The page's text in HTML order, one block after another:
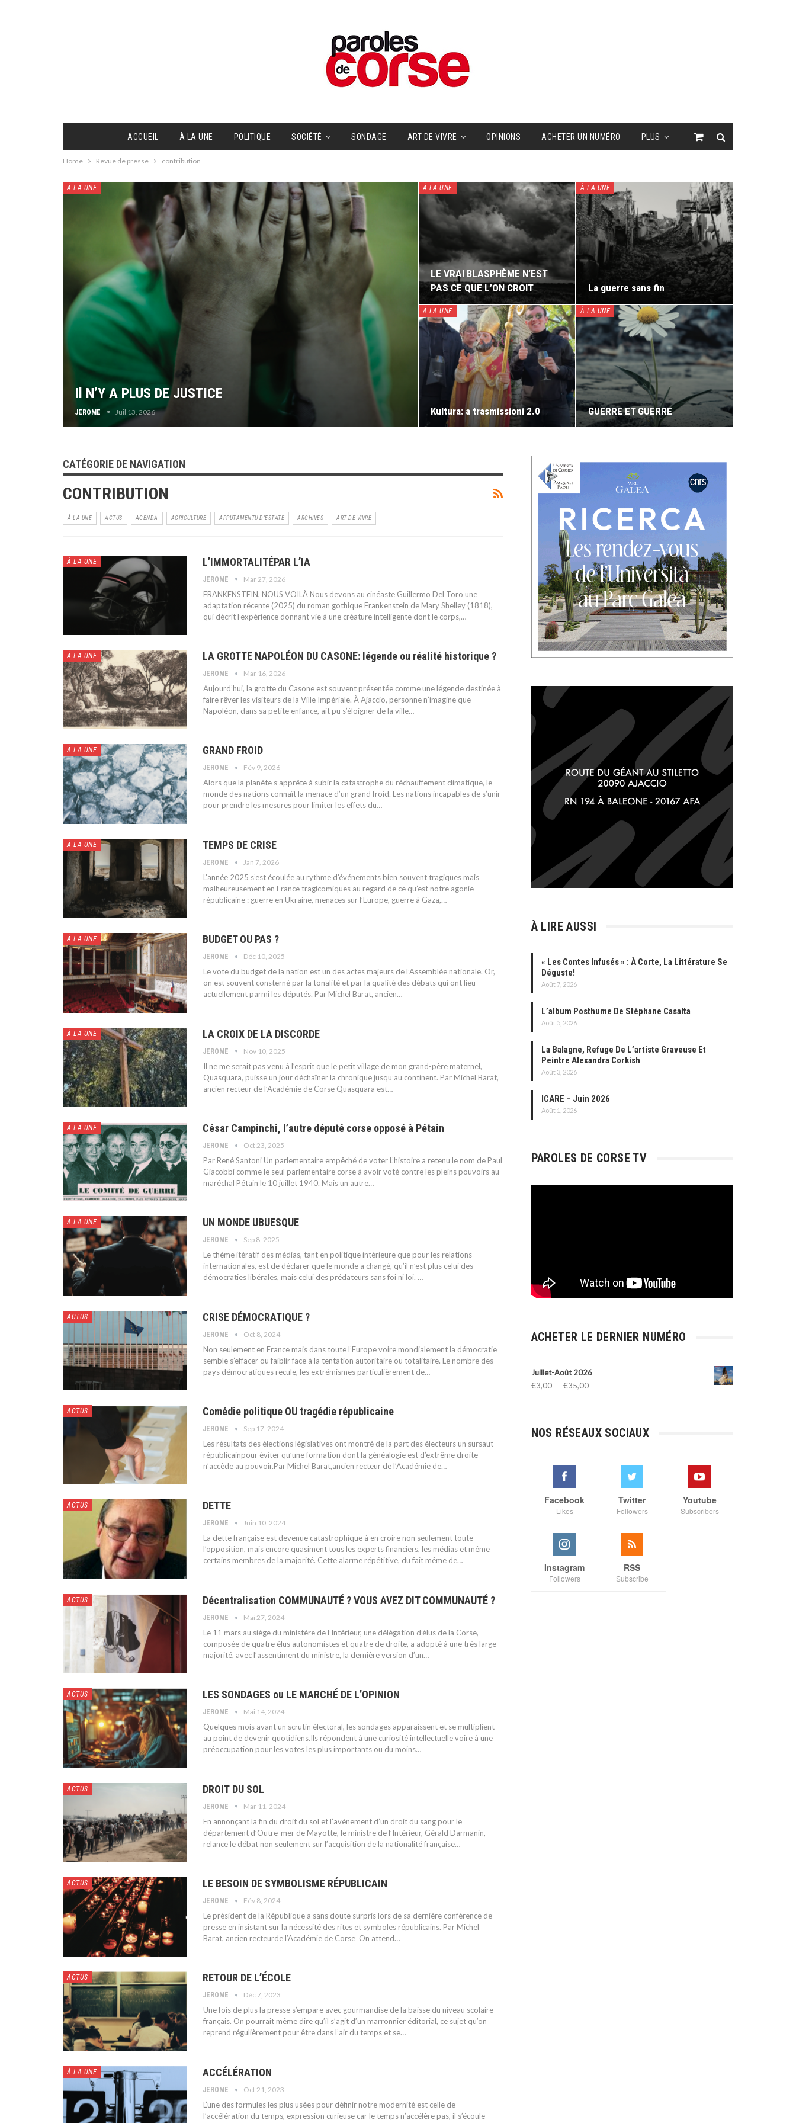
ACCUEIL À LA UNE POLITIQUE SOCIÉTÉ SONDAGE ART DE VIVRE OPINIONS ACHETER UN NUMÉRO PLUS
Home Revue de presse contribution
À LA UNE
Il N’Y A PLUS DE JUSTICE
JEROME Juil 13, 2026
À LA UNE
LE VRAI BLASPHÈME N’EST
PAS CE QUE L’ON CROIT
À LA UNE
La guerre sans fin
À LA UNE
Kultura: a trasmissioni 2.0
À LA UNE
GUERRE ET GUERRE
CATÉGORIE DE NAVIGATION
CONTRIBUTION
À LA UNE ACTUS AGENDA AGRICULTURE APPUTAMENTU D'ESTATE ARCHIVES ART DE VIVRE
À LA UNE L’IMMORTALITÉPAR L’IA
JEROME Mar 27, 2026
FRANKENSTEIN, NOUS VOILÀ Nous devons au cinéaste Guillermo Del Toro une
adaptation récente (2025) du roman gothique Frankenstein de Mary Shelley (1818),
qui décrit l’expérience donnant vie à une créature intelligente dont le corps,…
À LA UNE LA GROTTE NAPOLÉON DU CASONE: légende ou réalité historique ?
JEROME Mar 16, 2026
Aujourd’hui, la grotte du Casone est souvent présentée comme une légende destinée à
faire rêver les visiteurs de la Ville Impériale. À Ajaccio, personne n’imagine que
Napoléon, dans sa petite enfance, ait pu s’éloigner de la ville…
À LA UNE GRAND FROID
JEROME Fév 9, 2026
Alors que la planète s’apprête à subir la catastrophe du réchauffement climatique, le
monde des nations connaît la menace d’un grand froid. Les nations incapables de s’unir
pour prendre les mesures pour limiter les effets du…
À LA UNE TEMPS DE CRISE
JEROME Jan 7, 2026
L’année 2025 s’est écoulée au rythme d’événements bien souvent tragiques mais
malheureusement en France tragicomiques au regard de ce qu’est notre agonie
républicaine : guerre en Ukraine, menaces sur l’Europe, guerre à Gaza,…
À LA UNE BUDGET OU PAS ?
JEROME Déc 10, 2025
Le vote du budget de la nation est un des actes majeurs de l’Assemblée nationale. Or,
on est souvent consterné par la tonalité et par la qualité des débats qui ont lieu
actuellement parmi les députés. Par Michel Barat, ancien…
À LA UNE LA CROIX DE LA DISCORDE
JEROME Nov 10, 2025
Il ne me serait pas venu à l’esprit que le petit village de mon grand-père maternel,
Quasquara, puisse un jour déchaîner la chronique jusqu’au continent. Par Michel Barat,
ancien recteur de l’Académie de Corse Quasquara est…
À LA UNE César Campinchi, l’autre député corse opposé à Pétain
JEROME Oct 23, 2025
Par René Santoni Un parlementaire empêché de voter L’histoire a retenu le nom de Paul
Giacobbi comme le seul parlementaire corse à avoir voté contre les pleins pouvoirs au
maréchal Pétain le 10 juillet 1940. Mais un autre…
À LA UNE UN MONDE UBUESQUE
JEROME Sep 8, 2025
Le thème itératif des médias, tant en politique intérieure que pour les relations
internationales, est de déclarer que le monde a changé, qu’il n’est plus celui des
démocraties libérales, mais celui des prédateurs sans foi ni loi. …
ACTUS CRISE DÉMOCRATIQUE ?
JEROME Oct 8, 2024
Non seulement en France mais dans toute l’Europe voire mondialement la démocratie
semble s’effacer ou faiblir face à la tentation autoritaire ou totalitaire. Le nombre des
pays démocratiques recule, les extrémismes particulièrement de…
ACTUS Comédie politique OU tragédie républicaine
JEROME Sep 17, 2024
Les résultats des élections législatives ont montré de la part des électeurs un sursaut
républicainpour éviter qu’une formation dont la généalogie est d’extrême droite
n’accède au pouvoir.Par Michel Barat,ancien recteur de l’Académie de…
ACTUS DETTE
JEROME Juin 10, 2024
La dette française est devenue catastrophique à en croire non seulement toute
l’opposition, mais encore quasiment tous les experts financiers, les médias et même
certains membres de la majorité. Cette alarme répétitive, du fait même de…
ACTUS Décentralisation COMMUNAUTÉ ? VOUS AVEZ DIT COMMUNAUTÉ ?
JEROME Mai 27, 2024
Le 11 mars au siège du ministère de l’Intérieur, une délégation d’élus de la Corse,
composée de quatre élus autonomistes et quatre de droite, a adopté à une très large
majorité, avec l’assentiment du ministre, la dernière version d’un…
ACTUS LES SONDAGES ou LE MARCHÉ DE L’OPINION
JEROME Mai 14, 2024
Quelques mois avant un scrutin électoral, les sondages apparaissent et se multiplient
au point de devenir quotidiens.Ils répondent à une curiosité intellectuelle voire à une
préoccupation pour les votes les plus importants ou du moins…
ACTUS DROIT DU SOL
JEROME Mar 11, 2024
En annonçant la fin du droit du sol et l’avènement d’un droit du sang pour le
département d’Outre-mer de Mayotte, le ministre de l’Intérieur, Gérald Darmanin,
relance le débat non seulement sur l’acquisition de la nationalité française…
ACTUS LE BESOIN DE SYMBOLISME RÉPUBLICAIN
JEROME Fév 8, 2024
Le président de la République a sans doute surpris lors de sa dernière conférence de
presse en insistant sur la nécessité des rites et symboles républicains. Par Michel
Barat, ancien recteurde l’Académie de Corse On attend…
ACTUS RETOUR DE L’ÉCOLE
JEROME Déc 7, 2023
Une fois de plus la presse s’empare avec gourmandise de la baisse du niveau scolaire
français. On pourrait même dire qu’il s’agit d’un marronnier éditorial, ce sujet qu’on
reprend régulièrement pour être dans l’air du temps et se…
À LA UNE ACCÉLÉRATION
JEROME Oct 21, 2023
L’une des formules les plus usées pour définir notre modernité est celle de
l’accélération du temps, expression curieuse car le temps n’accélère pas, il s’écoule
À LIRE AUSSI
« Les Contes Infusés » : À Corte, La Littérature Se
Déguste!
Août 7, 2026
L’album Posthume De Stéphane Casalta
Août 5, 2026
La Balagne, Refuge De L’artiste Graveuse Et
Peintre Alexandra Corkish
Août 3, 2026
ICARE – Juin 2026
Août 1, 2026
PAROLES DE CORSE TV
ACHETER LE DERNIER NUMÉRO
Juillet-Août 2026
€3,00 – €35,00Plage
à
NOS RÉSEAUX SOCIAUX
Facebook
Likes
Twitter
Followers
Youtube
Subscribers
Instagram
Followers
RSS
Subscribe